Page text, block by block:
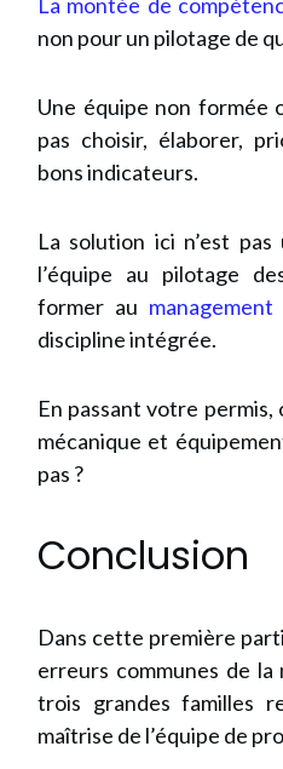
non pour un pilotage de
Une équipe non formée
pas choisir, élaborer,
bons indicateurs.
La solution ici n’est
l’équipe au pilotage
former au
discipline intégrée.
En passant votre permis,
mécanique et
pas ?
Conclusion
Dans cette première
erreurs communes de
trois grandes familles
maîtrise de l’équipe de